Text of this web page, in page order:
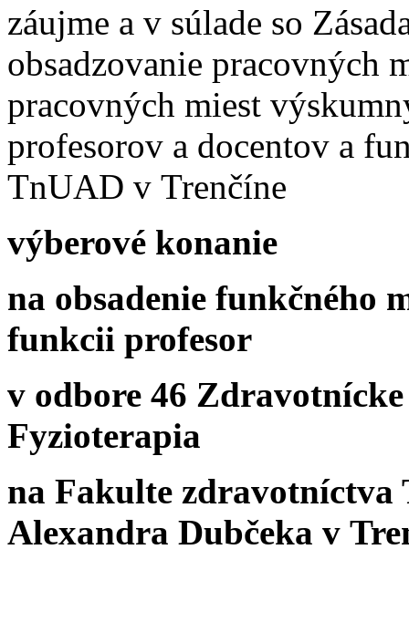
záujme a v súlade so
obsadzovanie pracovných
pracovných miest
profesorov a docentov a
TnUAD v Trenčíne
výberové konanie
na obsadenie funkčného
funkcii profesor
v odbore 46
Fyzioterapia
na Fakulte zdravotníctva
Alexandra Dubčeka v